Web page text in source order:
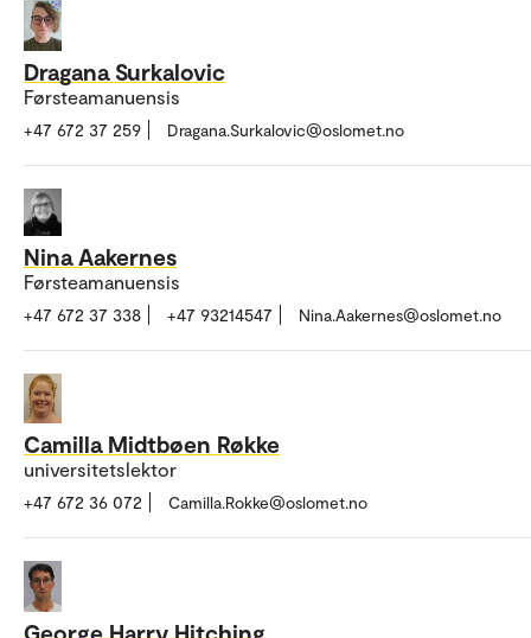
Dragana Surkalovic
Førsteamanuensis
+47 672 37 259 Dragana.Surkalovic@oslomet.no
Nina Aakernes
Førsteamanuensis
+47 672 37 338 +47 93214547 Nina.Aakernes@oslomet.no
Camilla Midtbøen Røkke
universitetslektor
+47 672 36 072 Camilla.Rokke@oslomet.no
George Harry Hitching